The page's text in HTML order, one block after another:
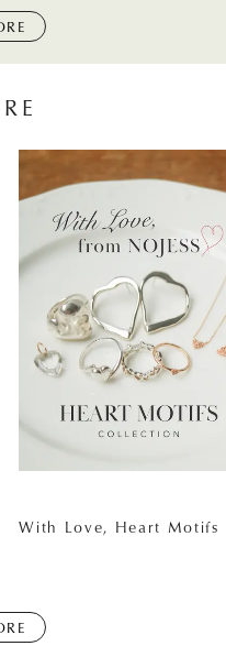
With Love, Heart Motifs